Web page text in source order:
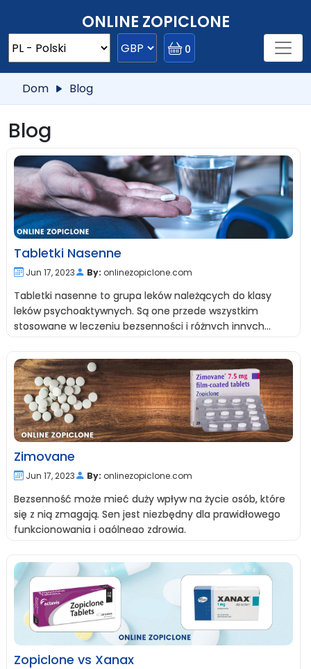
ONLINE ZOPICLONE
0
Dom Blog
Blog
Tabletki Nasenne
Jun 17, 2023 By: onlinezopiclone.com
Tabletki nasenne to grupa leków należących do klasy
leków psychoaktywnych. Są one przede wszystkim
stosowane w leczeniu bezsenności i różnych innych
Zimovane
Jun 17, 2023 By: onlinezopiclone.com
Bezsenność może mieć duży wpływ na życie osób, które
się z nią zmagają. Sen jest niezbędny dla prawidłowego
funkcjonowania i ogólnego zdrowia.
Zopiclone vs Xanax